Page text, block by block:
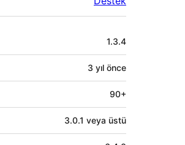
1.3.4
3 yıl önce
90+
3.0.1 veya üstü